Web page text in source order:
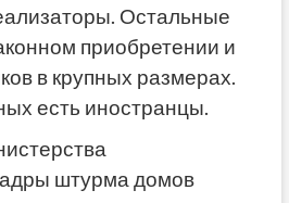
Остальные
приобретении и
в крупных размерах.
есть иностранцы.
штурма домов